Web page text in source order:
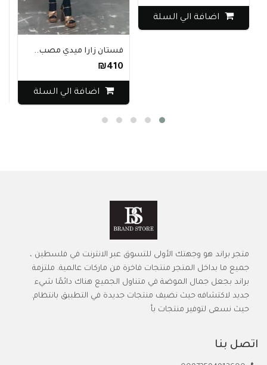
اضافة الي السلة
فستان زارا ميدي مصب..
₪410
اضافة الي السلة
متجر براند هو وجهتك الأولى للتسوق عبر الانترنت في فلسطين ،
جميع ما بداخل المتجر منتجات فاخرة من ماركات عالمية. ملتزمة
براند بجعل جمال الموضة في متناول الجميع هناك دائمًا شيء
جديد لاكتشافه حيث نضيف منتجات جديدة في التطبيق بانتظام.
حيث نسعى لتوفير منتجات بأ
اتصل بنا